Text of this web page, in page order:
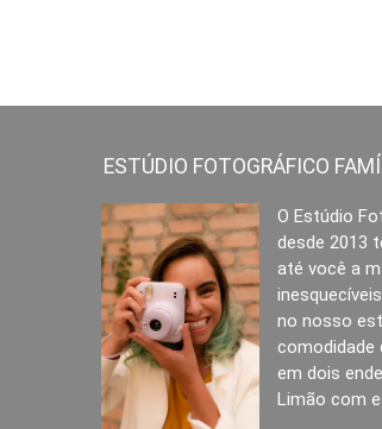
ESTÚDIO FOTOGRÁFICO
O Estúdio
desde 2013
até você a
no nosso
comodidade
em dois
Limão com